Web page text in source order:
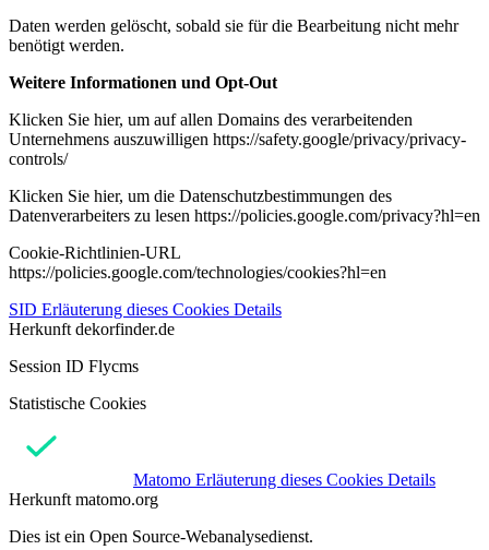
Daten werden gelöscht, sobald sie für die Bearbeitung nicht mehr
benötigt werden.
Weitere Informationen und Opt-Out
Klicken Sie hier, um auf allen Domains des verarbeitenden
Unternehmens auszuwilligen https://safety.google/privacy/privacy-
controls/
Klicken Sie hier, um die Datenschutzbestimmungen des
Datenverarbeiters zu lesen https://policies.google.com/privacy?hl=en
Cookie-Richtlinien-URL
https://policies.google.com/technologies/cookies?hl=en
SID Erläuterung dieses Cookies Details
Herkunft dekorfinder.de
Session ID Flycms
Statistische Cookies
Matomo Erläuterung dieses Cookies Details
Herkunft matomo.org
Dies ist ein Open Source-Webanalysedienst.